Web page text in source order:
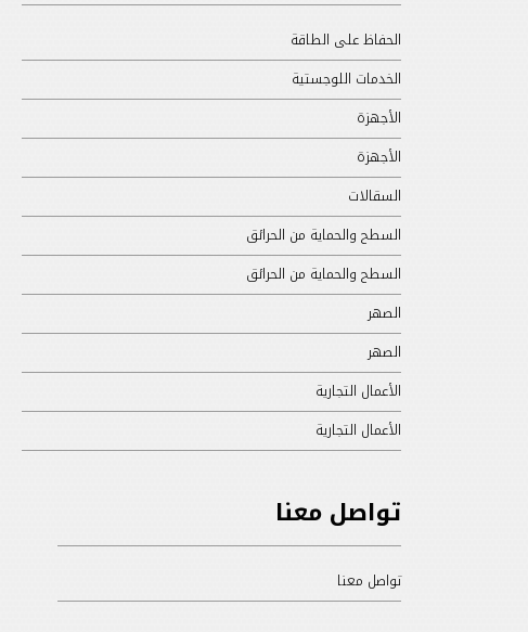
الحفاظ على الطاقة
الخدمات اللوجستية
الأجهزة
الأجهزة
السقالات
السطح والحماية من الحرائق
السطح والحماية من الحرائق
الصهر
الصهر
الأعمال التجارية
الأعمال التجارية
تواصل معنا
تواصل معنا